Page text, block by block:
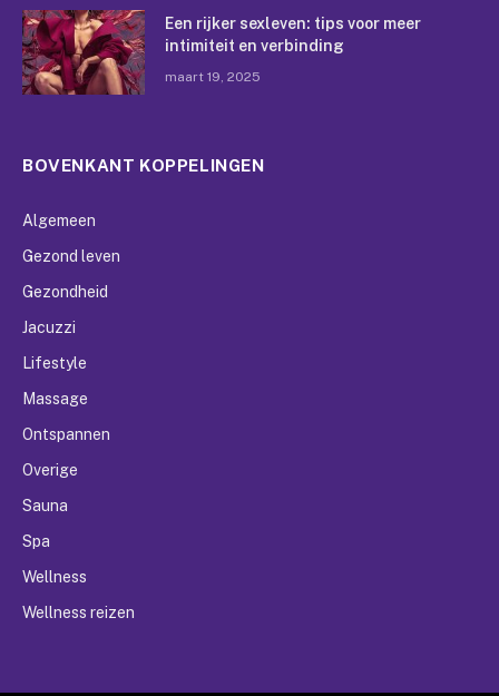
Een rijker sexleven: tips voor meer
intimiteit en verbinding
maart 19, 2025
BOVENKANT KOPPELINGEN
Algemeen
Gezond leven
Gezondheid
Jacuzzi
Lifestyle
Massage
Ontspannen
Overige
Sauna
Spa
Wellness
Wellness reizen